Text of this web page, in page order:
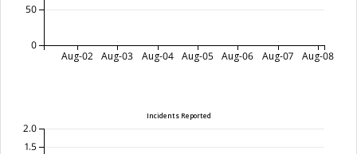
Aug-02 Aug-03 Aug-04 Aug-05 Aug-06 Aug-07 Aug-08
0
50
Incidents Reported
1.5
2.0